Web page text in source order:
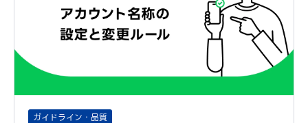
ガイドライン・品質